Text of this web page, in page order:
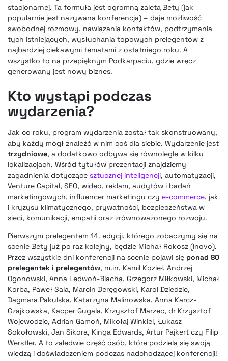
stacjonarnej. Ta formuła jest ogromną zaletą Bety (jak
popularnie jest nazywana konferencja) – daje możliwość
swobodnej rozmowy, nawiązania kontaktów, podtrzymania
tych istniejących, wysłuchania topowych prelegentów z
najbardziej ciekawymi tematami z ostatniego roku. A
wszystko to na przepięknym Podkarpaciu, gdzie wręcz
generowany jest nowy biznes.
Kto wystąpi podczas
wydarzenia?
Jak co roku, program wydarzenia został tak skonstruowany,
aby każdy mógł znaleźć w nim coś dla siebie. Wydarzenie jest
trzydniowe, a dodatkowo odbywa się równolegle w kilku
lokalizacjach. Wśród tytułów prezentacji znajdziemy
zagadnienia dotyczące sztucznej inteligencji, automatyzacji,
Venture Capital, SEO, wideo, reklam, audytów i badań
marketingowych, influencer marketingu czy e-commerce, jak
i kryzysu klimatycznego, prywatności, bezpieczeństwa w
sieci, komunikacji, empatii oraz zrównoważonego rozwoju.
Pierwszym prelegentem 14. edycji, którego zobaczymy się na
scenie Bety już po raz kolejny, będzie Michał Rokosz (Inovo).
Przez wszystkie dni konferencji na scenie pojawi się ponad 80
prelegentek i prelegentów, m.in. Kamil Kozieł, Andrzej
Ogonowski, Anna Ledwoń-Blacha, Grzegorz Miłkowski, Michał
Korba, Paweł Sala, Marcin Deręgowski, Karol Dziedzic,
Dagmara Pakulska, Katarzyna Malinowska, Anna Karcz-
Czajkowska, Kacper Gugala, Krzysztof Marzec, dr Krzysztof
Wojewodzic, Adrian Gamoń, Mikołaj Winkiel, Łukasz
Sokołowski, Jan Sikora, Kinga Edwards, Artur Pajkert czy Filip
Werstler. A to zaledwie część osób, które podzielą się swoją
wiedzą i doświadczeniem podczas nadchodzącej konferencji!